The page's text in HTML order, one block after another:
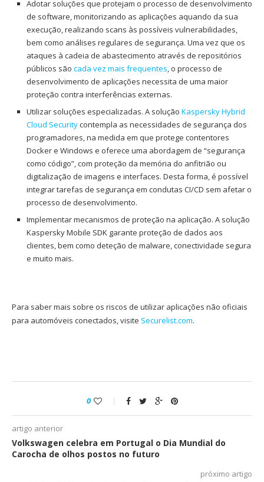
Adotar soluções que protejam o processo de desenvolvimento
de software, monitorizando as aplicações aquando da sua
execução, realizando scans às possíveis vulnerabilidades,
bem como análises regulares de segurança. Uma vez que os
ataques à cadeia de abastecimento através de repositórios
públicos são cada vez mais frequentes, o processo de
desenvolvimento de aplicações necessita de uma maior
proteção contra interferências externas.
Utilizar soluções especializadas. A solução Kaspersky Hybrid
Cloud Securitycontempla as necessidades de segurança dos
programadores, na medida em que protege contentores
Docker e Windows e oferece uma abordagem de “segurança
como código”, com proteção da memória do anfitrião ou
digitalização de imagens e interfaces. Desta forma, é possível
integrar tarefas de segurança em condutas CI/CD sem afetar o
processo de desenvolvimento.
Implementar mecanismos de proteção na aplicação. A solução
Kaspersky Mobile SDK garante proteção de dados aos
clientes, bem como deteção de malware, conectividade segura
e muito mais.
Para saber mais sobre os riscos de utilizar aplicações não oficiais
para automóveis conectados, visite Securelist.com.
0
artigo anterior
Volkswagen celebra em Portugal o Dia Mundial do
Carocha de olhos postos no futuro
próximo artigo